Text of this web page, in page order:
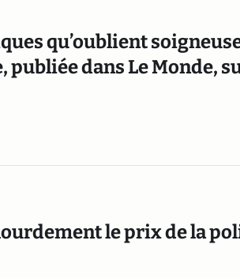
qu’oublient
dans Le Monde,
le prix de la